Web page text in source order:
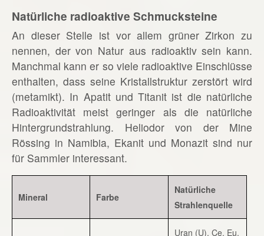
Natürliche radioaktive Schmucksteine
An dieser Stelle ist vor allem grüner Zirkon zu
nennen, der von Natur aus radioaktiv sein kann.
Manchmal kann er so viele radioaktive Einschlüsse
enthalten, dass seine Kristallstruktur zerstört wird
(metamikt). In Apatit und Titanit ist die natürliche
Radioaktivität meist geringer als die natürliche
Hintergrundstrahlung. Heliodor von der Mine
Rössing in Namibia, Ekanit und Monazit sind nur
für Sammler interessant.
Mineral Farbe
Natürliche
Strahlenquelle
Uran (U), Ce, Eu,